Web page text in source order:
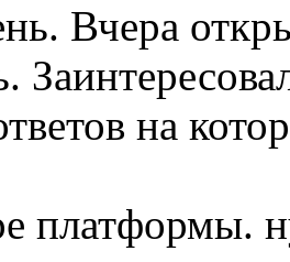
Вчера
на
платформы.